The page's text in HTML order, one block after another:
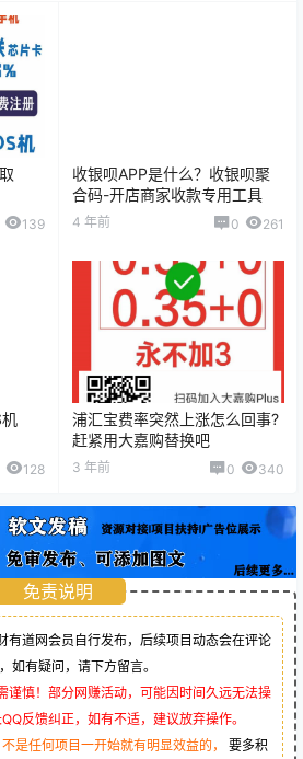
139
收银呗APP是什么？收银呗聚
合码-开店商家收款专用工具
4 年前 0 261
128
浦汇宝费率突然上涨怎么回事?
赶紧用大嘉购替换吧
3 年前 0 340
免责说明
道网会员自行发布，后续项目动态会在评论
如有疑问，请下方留言。
慎！部分网赚活动，可能因时间久远无法操
反馈纠正，如有不适，建议放弃操作。
不是任何项目一开始就有明显效益的，
要多积